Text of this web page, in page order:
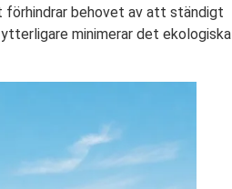
behovet av att ständigt
minimerar det ekologiska